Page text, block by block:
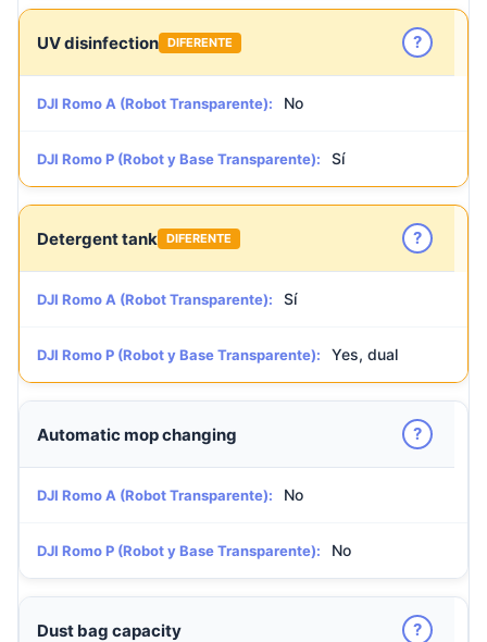
UV disinfection DIFERENTE ?
DJI Romo A (Robot Transparente): No
DJI Romo P (Robot y Base Transparente): Sí
Detergent tank DIFERENTE ?
DJI Romo A (Robot Transparente): Sí
DJI Romo P (Robot y Base Transparente): Yes, dual
Automatic mop changing ?
DJI Romo A (Robot Transparente): No
DJI Romo P (Robot y Base Transparente): No
Dust bag capacity ?